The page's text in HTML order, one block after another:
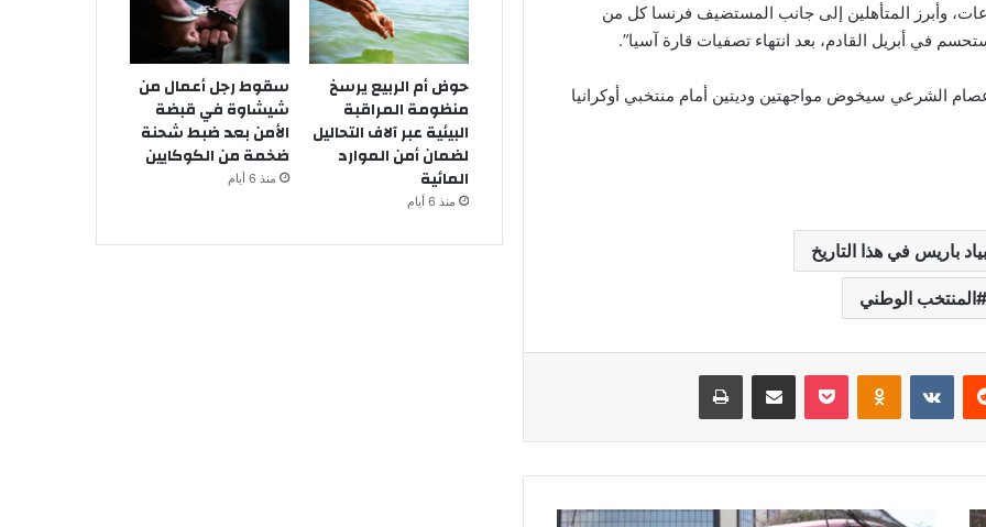
16 منتخبا تقسم على 4 مجموعات، وأبرز المتأهلين إلى جانب المستضيف فرنسا كل من
الشرعي سيخوض مواجهتين وديتين أمام منتخبي أوكرانيا
باريس في هذا التاريخ
المنتخب الوطني
حوض أم الربيع يرسخ
منظومة المراقبة
البيئية عبر آلاف التحاليل
لضمان أمن الموارد
المائية
منذ 6 أيام
سقوط رجل أعمال من
شيشاوة في قبضة
الأمن بعد ضبط شحنة
ضخمة من الكوكايين
منذ 6 أيام